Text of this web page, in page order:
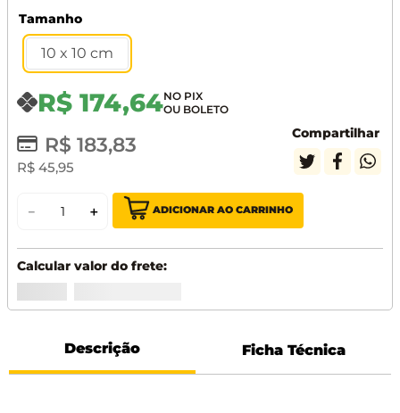
Tamanho
10 x 10 cm
R$ 174,64
R$ 183,83
R$ 45,95
Compartilhar
＋
－ ADICIONAR AO CARRINHO
Descrição Ficha Técnica